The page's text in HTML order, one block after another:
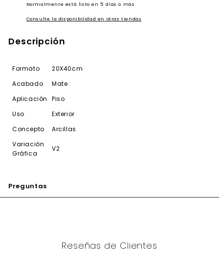
Normalmente está listo en 5 días o más
Consulte la disponibilidad en otras tiendas
Descripción
Formato
20X40cm
Acabado
Mate
Aplicación
Piso
Uso
Exterior
Concepto
Arcillas
Variación
Gráfica
V2
Preguntas
Reseñas de Clientes